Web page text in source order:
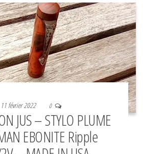
11 février 2022 0
JUS – STYLO PLUME
EBONITE Ripple